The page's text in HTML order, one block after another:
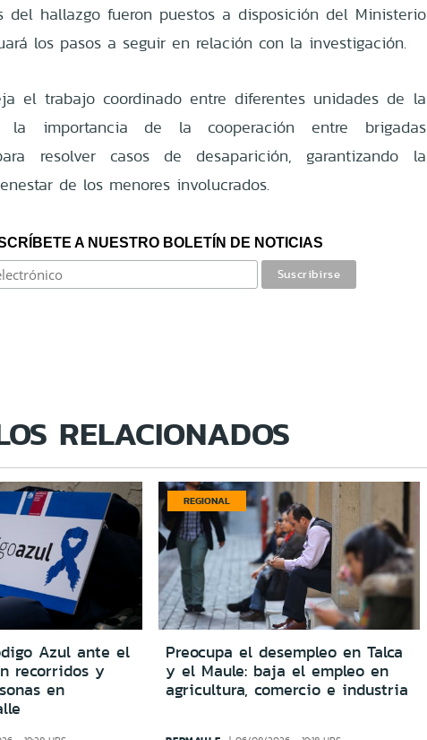
del hallazgo fueron puestos a disposición del Ministerio
los pasos a seguir en relación con la investigación.
el trabajo coordinado entre diferentes unidades de la
importancia de la cooperación entre brigadas
resolver casos de desaparición, garantizando la
de los menores involucrados.
A NUESTRO BOLETÍN DE NOTICIAS
RELACIONADOS
Azul ante el
recorridos y
en
REGIONAL
Preocupa el desempleo en Talca
y el Maule: baja el empleo en
agricultura, comercio e industria